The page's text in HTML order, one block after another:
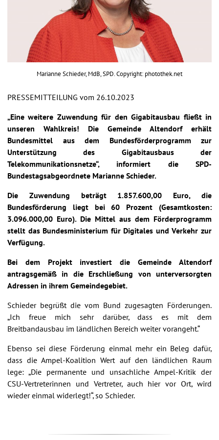
Marianne Schieder, MdB, SPD. Copyright: photothek.net
PRESSEMITTEILUNG vom 26.10.2023
„Eine weitere Zuwendung für den Gigabitausbau fließt in
unseren Wahlkreis! Die Gemeinde Altendorf erhält
Bundesmittel aus dem Bundesförderprogramm zur
Unterstützung des Gigabitausbaus der
Telekommunikationsnetze“, informiert die SPD-
Bundestagsabgeordnete Marianne Schieder.
Die Zuwendung beträgt 1.857.600,00 Euro, die
Bundesförderung liegt bei 60 Prozent (Gesamtkosten:
3.096.000,00 Euro). Die Mittel aus dem Förderprogramm
stellt das Bundesministerium für Digitales und Verkehr zur
Verfügung.
Bei dem Projekt investiert die Gemeinde Altendorf
antragsgemäß in die Erschließung von unterversorgten
Adressen in ihrem Gemeindegebiet.
Schieder begrüßt die vom Bund zugesagten Förderungen.
„Ich freue mich sehr darüber, dass es mit dem
Breitbandausbau im ländlichen Bereich weiter vorangeht.“
Ebenso sei diese Förderung einmal mehr ein Beleg dafür,
dass die Ampel-Koalition Wert auf den ländlichen Raum
lege: „Die permanente und unsachliche Ampel-Kritik der
CSU-Vertreterinnen und Vertreter, auch hier vor Ort, wird
wieder einmal widerlegt!“, so Schieder.